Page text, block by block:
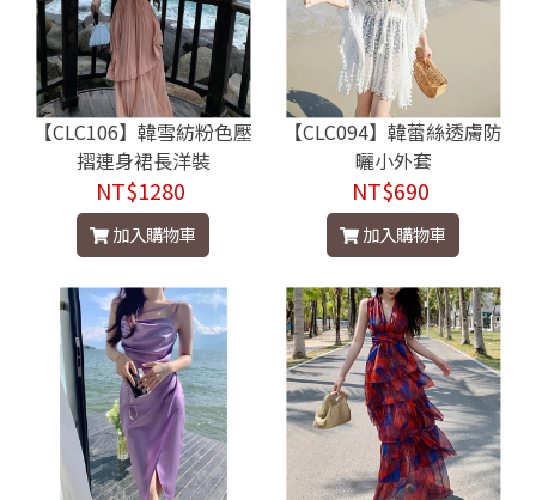
【CLC106】韓雪紡粉色壓
摺連身裙長洋裝
NT$1280
加入購物車
【CLC094】韓蕾絲透膚防
曬小外套
NT$690
加入購物車